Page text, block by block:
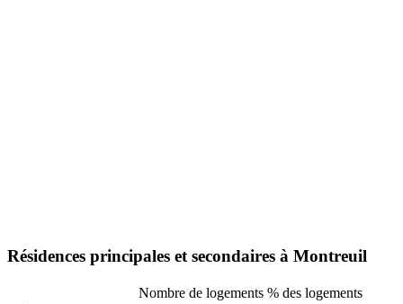
Résidences principales et secondaires à Montreuil
Nombre de logements % des logements